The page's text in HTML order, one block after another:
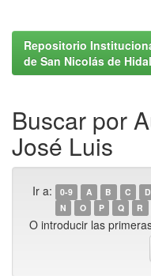
Repositorio
de San Nicolás de
Buscar por
José Luis
Ir a: 0-9 A B C D
N
O P Q R
O introducir las